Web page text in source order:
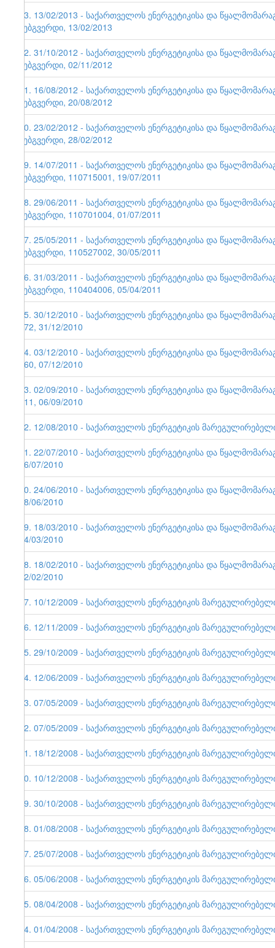
53. 13/02/2013 - საქართველოს ენერგეტიკისა და
ვებგვერდი, 13/02/2013
52. 31/10/2012 - საქართველოს ენერგეტიკისა და
ვებგვერდი, 02/11/2012
51. 16/08/2012 - საქართველოს ენერგეტიკისა და
ვებგვერდი, 20/08/2012
50. 23/02/2012 - საქართველოს ენერგეტიკისა და
ვებგვერდი, 28/02/2012
49. 14/07/2011 - საქართველოს ენერგეტიკისა და
ვებგვერდი, 110715001, 19/07/2011
48. 29/06/2011 - საქართველოს ენერგეტიკისა და
ვებგვერდი, 110701004, 01/07/2011
47. 25/05/2011 - საქართველოს ენერგეტიკისა და
ვებგვერდი, 110527002, 30/05/2011
46. 31/03/2011 - საქართველოს ენერგეტიკისა და
ვებგვერდი, 110404006, 05/04/2011
45. 30/12/2010 - საქართველოს ენერგეტიკისა და
172, 31/12/2010
44. 03/12/2010 - საქართველოს ენერგეტიკისა და
160, 07/12/2010
43. 02/09/2010 - საქართველოს ენერგეტიკისა და
111, 06/09/2010
42. 12/08/2010 - საქართველოს ენერგეტიკის
41. 22/07/2010 - საქართველოს ენერგეტიკისა და
26/07/2010
40. 24/06/2010 - საქართველოს ენერგეტიკისა და
28/06/2010
39. 18/03/2010 - საქართველოს ენერგეტიკისა და
24/03/2010
38. 18/02/2010 - საქართველოს ენერგეტიკისა და
22/02/2010
37. 10/12/2009 - საქართველოს ენერგეტიკის
36. 12/11/2009 - საქართველოს ენერგეტიკის
35. 29/10/2009 - საქართველოს ენერგეტიკის
34. 12/06/2009 - საქართველოს ენერგეტიკის
33. 07/05/2009 - საქართველოს ენერგეტიკის
32. 07/05/2009 - საქართველოს ენერგეტიკის
31. 18/12/2008 - საქართველოს ენერგეტიკის
30. 10/12/2008 - საქართველოს ენერგეტიკის
29. 30/10/2008 - საქართველოს ენერგეტიკის
28. 01/08/2008 - საქართველოს ენერგეტიკის
27. 25/07/2008 - საქართველოს ენერგეტიკის
26. 05/06/2008 - საქართველოს ენერგეტიკის
25. 08/04/2008 - საქართველოს ენერგეტიკის
24. 01/04/2008 - საქართველოს ენერგეტიკის